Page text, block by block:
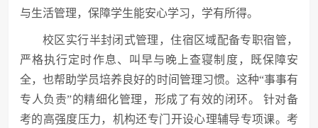
与生活管理，保障学生能安心学习，学有所得。
校区实行半封闭式管理，住宿区域配备专职宿管，
严格执行定时作息、叫早与晚上查寝制度，既保障安
全，也帮助学员培养良好的时间管理习惯。这种“事事有
专人负责”的精细化管理，形成了有效的闭环。 针对备
考的高强度压力，机构还专门开设心理辅导专项课。考